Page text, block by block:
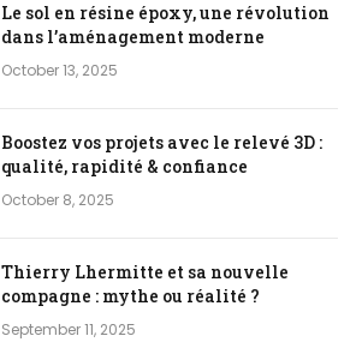
Le sol en résine époxy, une révolution
dans l’aménagement moderne
October 13, 2025
Boostez vos projets avec le relevé 3D :
qualité, rapidité & confiance
October 8, 2025
Thierry Lhermitte et sa nouvelle
compagne : mythe ou réalité ?
September 11, 2025